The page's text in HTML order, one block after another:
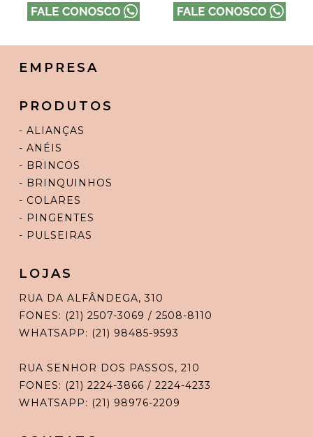
EMPRESA
PRODUTOS
- ALIANÇAS
- ANÉIS
- BRINCOS
- BRINQUINHOS
- COLARES
- PINGENTES
- PULSEIRAS
LOJAS
RUA DA ALFÂNDEGA, 310
FONES: (21) 2507-3069 / 2508-8110
WHATSAPP: (21) 98485-9593
RUA SENHOR DOS PASSOS, 210
FONES: (21) 2224-3866 / 2224-4233
WHATSAPP: (21) 98976-2209